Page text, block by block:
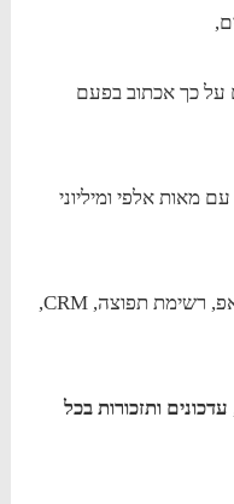
על כך אכתוב בפעם
עם מאות אלפי ומיליוני
– פייסבוק, וואטסאפ, רשימת תפוצה, CRM,
עדכונים ותזכורות בכל